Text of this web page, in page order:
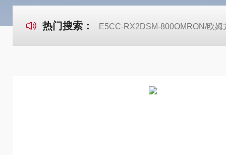
热门搜索： E5CC-RX2DSM-800OMRON/欧